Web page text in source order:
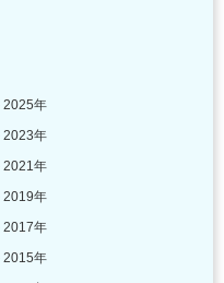
2025年
2023年
2021年
2019年
2017年
2015年